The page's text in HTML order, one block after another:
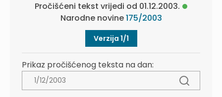
Pročišćeni tekst vrijedi od 01.12.2003.
Narodne novine175/2003
Verzija 1/1
Prikaz pročišćenog teksta na dan: